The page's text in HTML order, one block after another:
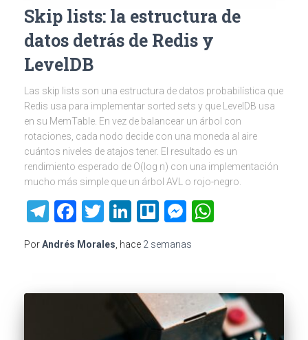
Skip lists: la estructura de
datos detrás de Redis y
LevelDB
Las skip lists son una estructura de datos probabilística que
Redis usa para implementar sorted sets y que LevelDB usa
en su MemTable. En vez de balancear un árbol con
rotaciones, cada nodo decide con una moneda al aire
cuántos niveles de atajos tener. El resultado es un
rendimiento esperado de O(log n) con una implementación
mucho más simple que un árbol AVL o rojo-negro.
Telegram
Facebook
Twitter
LinkedIn
TrelloMessenger
PorAndrés Morales , hace 2 semanas